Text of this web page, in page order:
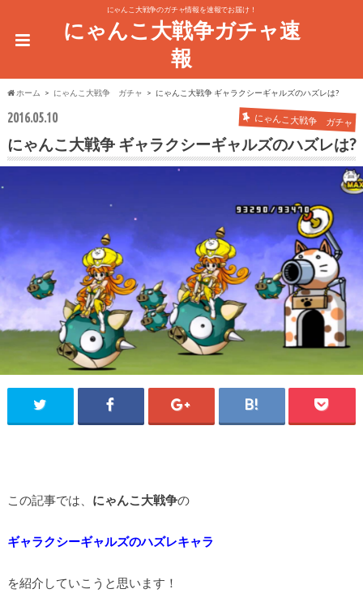
にゃんこ大戦争のガチャ情報を速報でお届け！
にゃんこ大戦争ガチャ速
報
ホーム にゃんこ大戦争 ガチャ にゃんこ大戦争 ギャラクシーギャルズのハズレは?
2016.05.10 にゃんこ大戦争 ガチャ
にゃんこ大戦争 ギャラクシーギャルズのハズレは?
この記事では、 にゃんこ大戦争の
ギャラクシーギャルズのハズレキャラ
を紹介していこうと思います！